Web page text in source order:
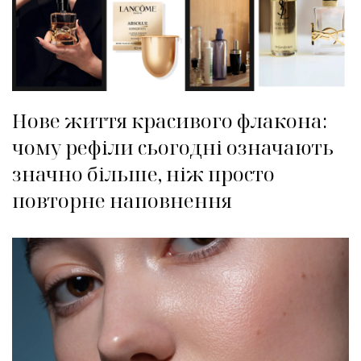
Нове життя красивого флакона:
чому рефіли сьогодні означають
значно більше, ніж просто
повторне наповнення